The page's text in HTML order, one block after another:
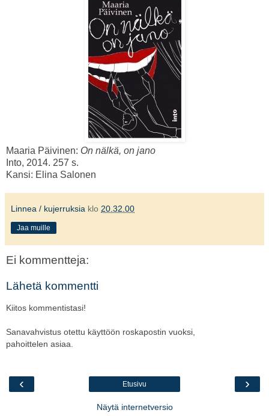
Maaria Päivinen: On nälkä, on jano
Into, 2014. 257 s.
Kansi: Elina Salonen
Linnea / kujerruksia klo 20.32.00
Jaa muille
Ei kommentteja:
Lähetä kommentti
Kiitos kommentistasi!
Sanavahvistus otettu käyttöön roskapostin vuoksi,
pahoittelen asiaa.
‹ ›
Etusivu
Näytä internetversio